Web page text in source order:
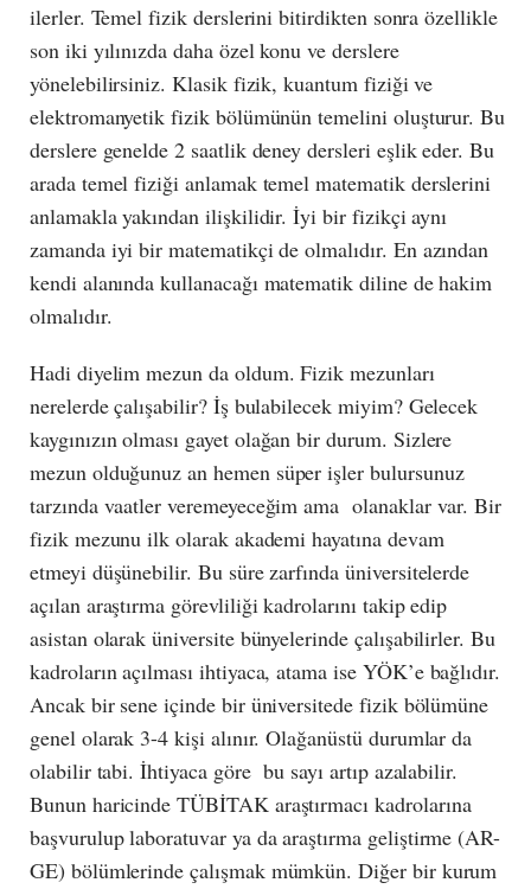
ilerler. Temel fizik derslerini bitirdikten sonra özellikle
son iki yılınızda daha özel konu ve derslere
yönelebilirsiniz. Klasik fizik, kuantum fiziği ve
elektromanyetik fizik bölümünün temelini oluşturur. Bu
derslere genelde 2 saatlik deney dersleri eşlik eder. Bu
arada temel fiziği anlamak temel matematik derslerini
anlamakla yakından ilişkilidir. İyi bir fizikçi aynı
zamanda iyi bir matematikçi de olmalıdır. En azından
kendi alanında kullanacağı matematik diline de hakim
olmalıdır.
Hadi diyelim mezun da oldum. Fizik mezunları
nerelerde çalışabilir? İş bulabilecek miyim? Gelecek
kaygınızın olması gayet olağan bir durum. Sizlere
mezun olduğunuz an hemen süper işler bulursunuz
tarzında vaatler veremeyeceğim ama olanaklar var. Bir
fizik mezunu ilk olarak akademi hayatına devam
etmeyi düşünebilir. Bu süre zarfında üniversitelerde
açılan araştırma görevliliği kadrolarını takip edip
asistan olarak üniversite bünyelerinde çalışabilirler. Bu
kadroların açılması ihtiyaca, atama ise YÖK’e bağlıdır.
Ancak bir sene içinde bir üniversitede fizik bölümüne
genel olarak 3-4 kişi alınır. Olağanüstü durumlar da
olabilir tabi. İhtiyaca göre bu sayı artıp azalabilir.
Bunun haricinde TÜBİTAK araştırmacı kadrolarına
başvurulup laboratuvar ya da araştırma geliştirme (AR-
GE) bölümlerinde çalışmak mümkün. Diğer bir kurum